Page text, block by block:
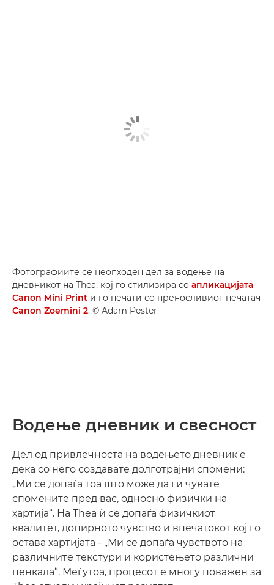
Фотографиите се неопходен дел за водење на
дневникот на Thea, кој го стилизира со апликацијата
Canon Mini Print и го печати со преносливиот печатач
Canon Zoemini 2. © Adam Pester
Водење дневник и свесност
Дел од привлечноста на водењето дневник е
дека со него создавате долготрајни спомени:
„Ми се допаѓа тоа што може да ги чувате
спомените пред вас, односно физички на
хартија“. На Thea ѝ се допаѓа физичкиот
квалитет, допирното чувство и впечатокот кој го
остава хартијата - „Ми се допаѓа чувството на
различните текстури и користењето различни
пенкала“. Меѓутоа, процесот е многу поважен за